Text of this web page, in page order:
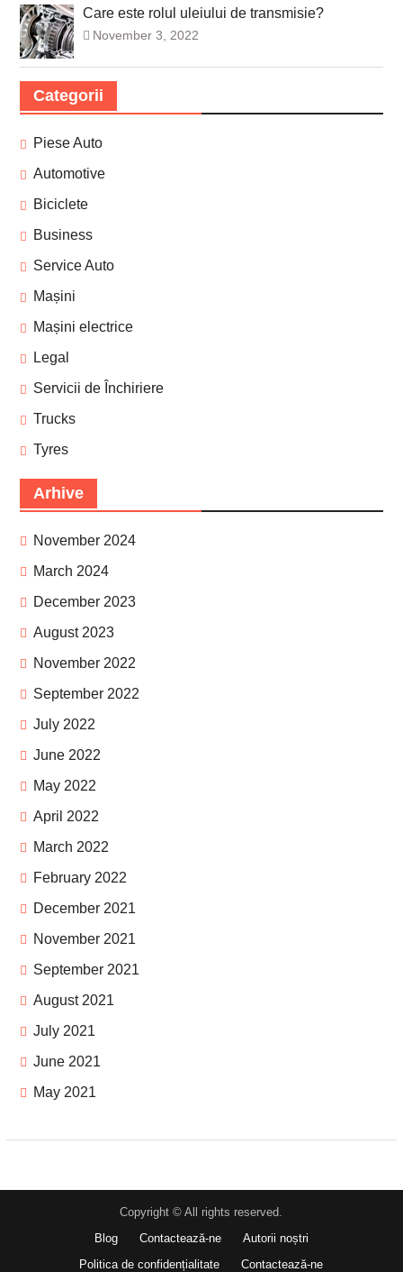
Care este rolul uleiului de transmisie?
November 3, 2022
Categorii
Piese Auto
Automotive
Biciclete
Business
Service Auto
Mașini
Mașini electrice
Legal
Servicii de Închiriere
Trucks
Tyres
Arhive
November 2024
March 2024
December 2023
August 2023
November 2022
September 2022
July 2022
June 2022
May 2022
April 2022
March 2022
February 2022
December 2021
November 2021
September 2021
August 2021
July 2021
June 2021
May 2021
Copyright © All rights reserved.
Blog
Contactează-ne
Autorii noștri
Politica de confidențialitate
Contactează-ne